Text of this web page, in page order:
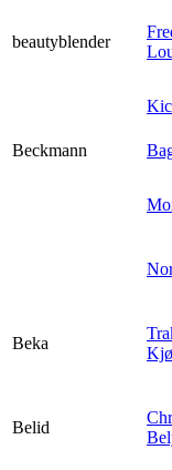
beautyblender
Beckmann
Beka
Belid